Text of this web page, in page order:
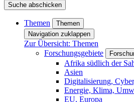
Suche abschicken
Themen
Themen
Navigation zuklappen
Zur Übersicht: Themen
Forschungsgebiete
Afrika südlich der
Asien
Digitalisierung,
Energie, Klima,
EU, Europa